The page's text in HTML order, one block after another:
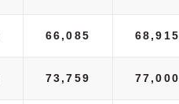
66,085 68,915
73,759 77,000